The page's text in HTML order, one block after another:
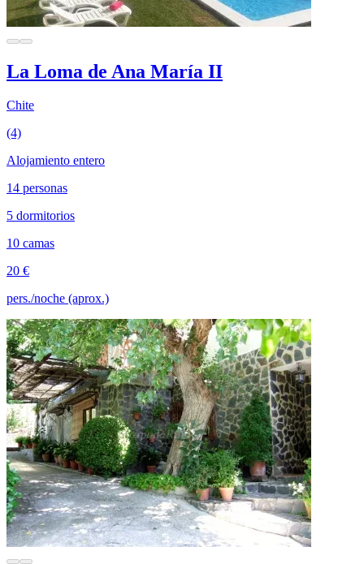
La Loma de Ana María II
Chite
(4)
Alojamiento entero
14 personas
5 dormitorios
10 camas
20 €
pers./noche (aprox.)